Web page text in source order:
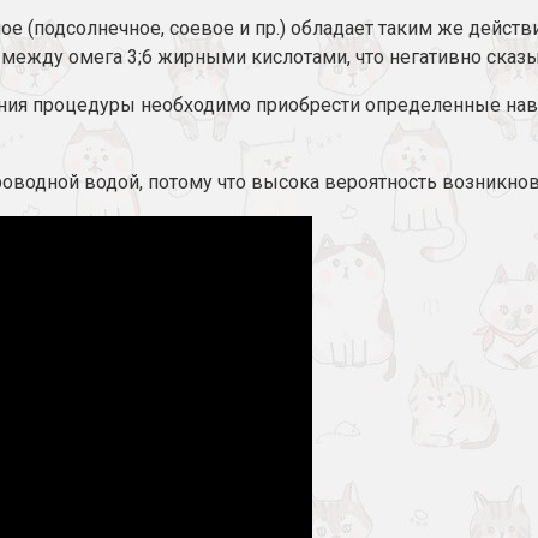
(подсолнечное, соевое и пр.) обладает таким же
омега 3;6 жирными кислотами, что негативно
процедуры необходимо приобрести определенные
водой, потому что высока вероятность